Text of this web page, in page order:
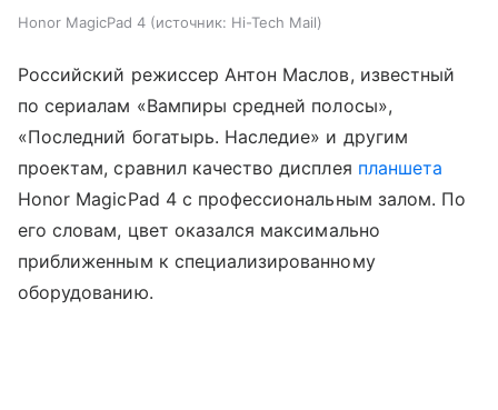
Honor MagicPad 4 источник: Hi-Tech Mail
Российский режиссер Антон Маслов, известный
по сериалам «Вампиры средней полосы»,
«Последний богатырь. Наследие» и другим
проектам, сравнил качество дисплея планшета
Honor MagicPad 4 с профессиональным залом. По
его словам, цвет оказался максимально
приближенным к специализированному
оборудованию.